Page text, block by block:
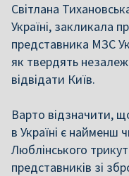
Світлана
Україні, закликала
представника МЗС
як твердять
відвідати Київ.
Варто відзначити,
в Україні є найменш
Люблінського
представників зі